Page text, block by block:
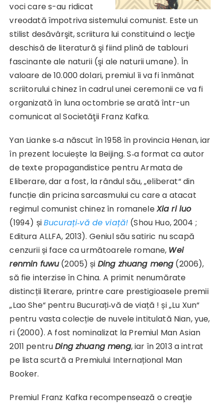
voci care s-au ridicat
vreodată împotriva sistemului comunist. Este un
stilist desăvârşit, scriitura lui constituind o lecţie
deschisă de literatură şi fiind plină de tablouri
fascinante ale naturii (şi ale naturii umane). În
valoare de 10.000 dolari, premiul îi va fi înmânat
scriitorului chinez în cadrul unei ceremonii ce va fi
organizată în luna octombrie se arată într-un
comunicat al Societăţii Franz Kafka.
Yan Lianke s‑a născut în 1958 în pro­vincia Henan, iar
în prezent locuiește la Beijing. S‑a format ca autor
de tex­te propagandistice pentru Armata de
Eliberare, dar a fost, la rândul său, „eli­berat“ din
funcție din pricina sarcasmu­lui cu care a atacat
regimul comunist chinez în romaneleXia ri luo
(1994) șiBucurați‑vă de viață! (Shou Huo, 2004 ;
Editura ALLFA, 2013). Geniul său sa­tiric nu scapă
cenzurii și face ca urmă­toarele romane, Wei
renmin fuwu(2005) și Ding zhuang meng (2006),
să fie in­terzise în China. A primit nenumărate
distincții literare, printre care prestigi­oasele premii
„Lao She“ pentru Bucurați‑vă de viață ! și „Lu Xun“
pen­tru vasta colecție de nuvele intitulată Nian, yue,
ri (2000). A fost no­minalizat la Premiul Man Asian
2011 pentruDing zhuang meng, iar în 2013 a intrat
pe lista scurtă a Premiului Internațional Man
Booker.
Premiul Franz Kafka recompensează o creaţie